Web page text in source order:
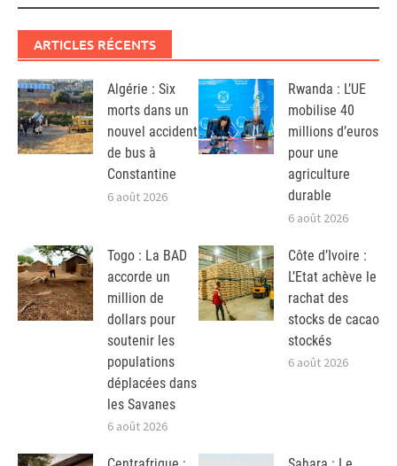
ARTICLES RÉCENTS
Algérie : Six
morts dans un
nouvel accident
de bus à
Constantine
6 août 2026
Rwanda : L’UE
mobilise 40
millions d’euros
pour une
agriculture
durable
6 août 2026
Togo : La BAD
accorde un
million de
dollars pour
soutenir les
populations
déplacées dans
les Savanes
6 août 2026
Côte d’Ivoire :
L’Etat achève le
rachat des
stocks de cacao
stockés
6 août 2026